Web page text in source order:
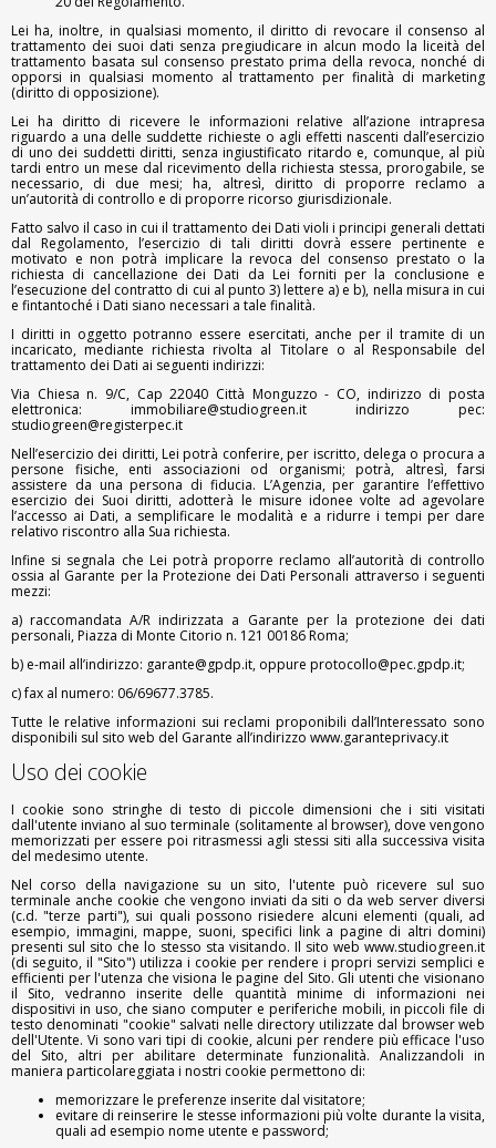
Lei ha, inoltre, in qualsiasi momento, il diritto di revocare il consenso al
trattamento dei suoi dati senza pregiudicare in alcun modo la liceità del
trattamento basata sul consenso prestato prima della revoca, nonché di
opporsi in qualsiasi momento al trattamento per finalità di marketing
(diritto di opposizione).
Lei ha diritto di ricevere le informazioni relative all’azione intrapresa
riguardo a una delle suddette richieste o agli effetti nascenti dall’esercizio
di uno dei suddetti diritti, senza ingiustificato ritardo e, comunque, al più
tardi entro un mese dal ricevimento della richiesta stessa, prorogabile, se
necessario, di due mesi; ha, altresì, diritto di proporre reclamo a
un’autorità di controllo e di proporre ricorso giurisdizionale.
Fatto salvo il caso in cui il trattamento dei Dati violi i principi generali dettati
dal Regolamento, l’esercizio di tali diritti dovrà essere pertinente e
motivato e non potrà implicare la revoca del consenso prestato o la
richiesta di cancellazione dei Dati da Lei forniti per la conclusione e
l’esecuzione del contratto di cui al punto 3) lettere a) e b), nella misura in cui
e fintantoché i Dati siano necessari a tale finalità.
I diritti in oggetto potranno essere esercitati, anche per il tramite di un
incaricato, mediante richiesta rivolta al Titolare o al Responsabile del
trattamento dei Dati ai seguenti indirizzi:
Via Chiesa n. 9/C, Cap 22040 Città Monguzzo - CO, indirizzo di posta
elettronica: immobiliare@studiogreen.it indirizzo pec:
studiogreen@registerpec.it
Nell’esercizio dei diritti, Lei potrà conferire, per iscritto, delega o procura a
persone fisiche, enti associazioni od organismi; potrà, altresì, farsi
assistere da una persona di fiducia. L’Agenzia, per garantire l’effettivo
esercizio dei Suoi diritti, adotterà le misure idonee volte ad agevolare
l’accesso ai Dati, a semplificare le modalità e a ridurre i tempi per dare
relativo riscontro alla Sua richiesta.
Infine si segnala che Lei potrà proporre reclamo all’autorità di controllo
ossia al Garante per la Protezione dei Dati Personali attraverso i seguenti
mezzi:
a) raccomandata A/R indirizzata a Garante per la protezione dei dati
personali, Piazza di Monte Citorio n. 121 00186 Roma;
b) e-mail all’indirizzo: garante@gpdp.it, oppure protocollo@pec.gpdp.it;
c) fax al numero: 06/69677.3785.
Tutte le relative informazioni sui reclami proponibili dall’Interessato sono
disponibili sul sito web del Garante all’indirizzo www.garanteprivacy.it
Uso dei cookie
I cookie sono stringhe di testo di piccole dimensioni che i siti visitati
dall'utente inviano al suo terminale (solitamente al browser), dove vengono
memorizzati per essere poi ritrasmessi agli stessi siti alla successiva visita
del medesimo utente.
Nel corso della navigazione su un sito, l'utente può ricevere sul suo
terminale anche cookie che vengono inviati da siti o da web server diversi
(c.d. "terze parti"), sui quali possono risiedere alcuni elementi (quali, ad
esempio, immagini, mappe, suoni, specifici link a pagine di altri domini)
presenti sul sito che lo stesso sta visitando. Il sito web www.studiogreen.it
(di seguito, il "Sito") utilizza i cookie per rendere i propri servizi semplici e
efficienti per l'utenza che visiona le pagine del Sito. Gli utenti che visionano
il Sito, vedranno inserite delle quantità minime di informazioni nei
dispositivi in uso, che siano computer e periferiche mobili, in piccoli file di
testo denominati "cookie" salvati nelle directory utilizzate dal browser web
dell'Utente. Vi sono vari tipi di cookie, alcuni per rendere più efficace l'uso
del Sito, altri per abilitare determinate funzionalità. Analizzandoli in
maniera particolareggiata i nostri cookie permettono di:
memorizzare le preferenze inserite dal visitatore;
evitare di reinserire le stesse informazioni più volte durante la visita,
quali ad esempio nome utente e password;